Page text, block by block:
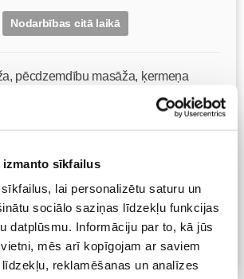
sīkfailus
lai personalizētu saturu un
sociālo saziņas līdzekļu funkcijas
datplūsmu. Informāciju par to, kā jūs
mēs arī kopīgojam ar saviem
reklamēšanas un analīzes
Nodarbības citā laikā
pēcdzemdību masāža, ķermeņa
Pieteikties
Visas nodarbības